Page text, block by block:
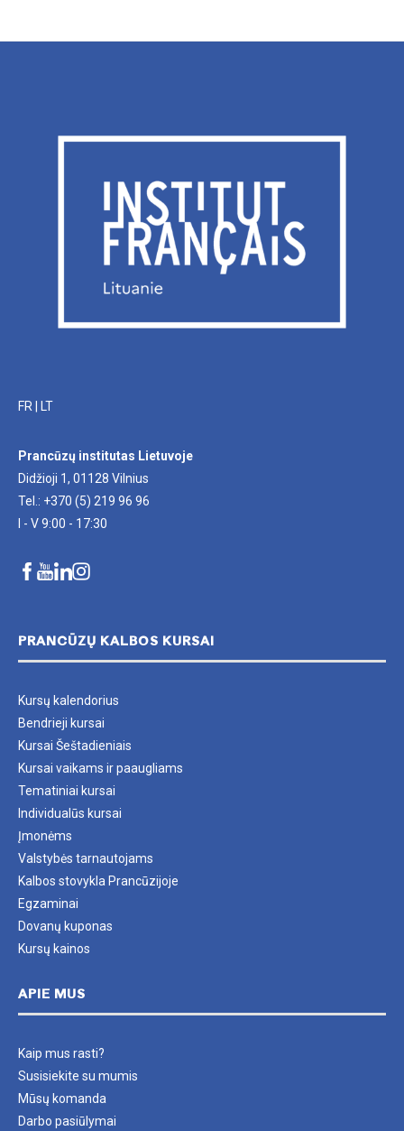
FR LT
Prancūzų institutas Lietuvoje
Didžioji 1, 01128 Vilnius
Tel.: +370 (5) 219 96 96
I - V 9:00 - 17:30
PRANCŪZŲ KALBOS KURSAI
Kursų kalendorius
Bendrieji kursai
Kursai Šeštadieniais
Kursai vaikams ir paaugliams
Tematiniai kursai
Individualūs kursai
Įmonėms
Valstybės tarnautojams
Kalbos stovykla Prancūzijoje
Egzaminai
Dovanų kuponas
Kursų kainos
APIE MUS
Kaip mus rasti?
Susisiekite su mumis
Mūsų komanda
Darbo pasiūlymai